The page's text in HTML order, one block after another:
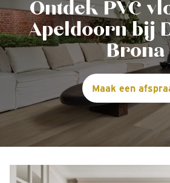
Ontdek PVC
Apeldoorn bij
Brona
Maak een